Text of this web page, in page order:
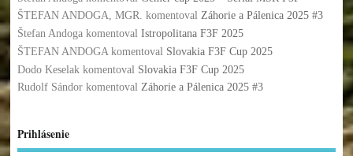
ŠTEFAN ANDOGA, MGR. komentoval Záhorie a Pálenica 2025 #3
Štefan Andogakomentoval Istropolitana F3F 2025
ŠTEFAN ANDOGAkomentoval Slovakia F3F Cup 2025
Dodo Keselakkomentoval Slovakia F3F Cup 2025
Rudolf Sándorkomentoval Záhorie a Pálenica 2025 #3
Prihlásenie